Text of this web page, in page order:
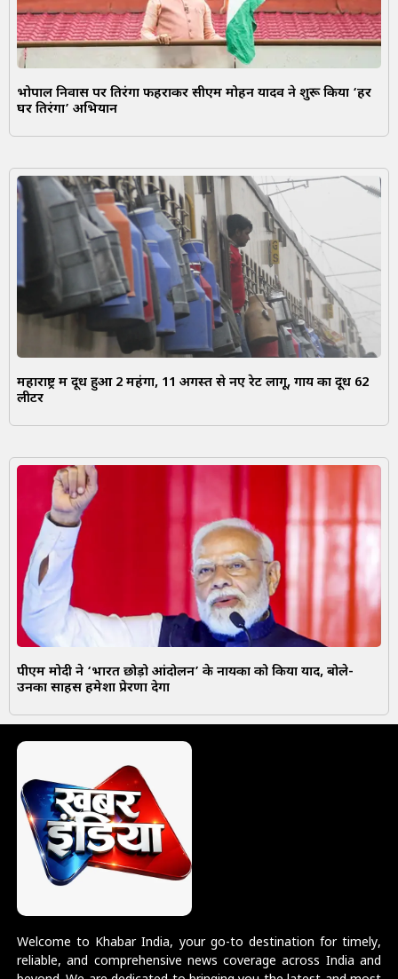
भोपाल निवास पर तिरंगा फहराकर सीएम मोहन यादव ने शुरू किया ‘हर
घर तिरंगा’ अभियान
महाराष्ट्र में दूध हुआ ₹2 महंगा, 11 अगस्त से नए रेट लागू, गाय का दूध ₹62
लीटर
पीएम मोदी ने ‘भारत छोड़ो आंदोलन’ के नायकों को किया याद, बोले-
उनका साहस हमेशा प्रेरणा देगा
Welcome to Khabar India, your go-to destination for timely,
reliable, and comprehensive news coverage across India and